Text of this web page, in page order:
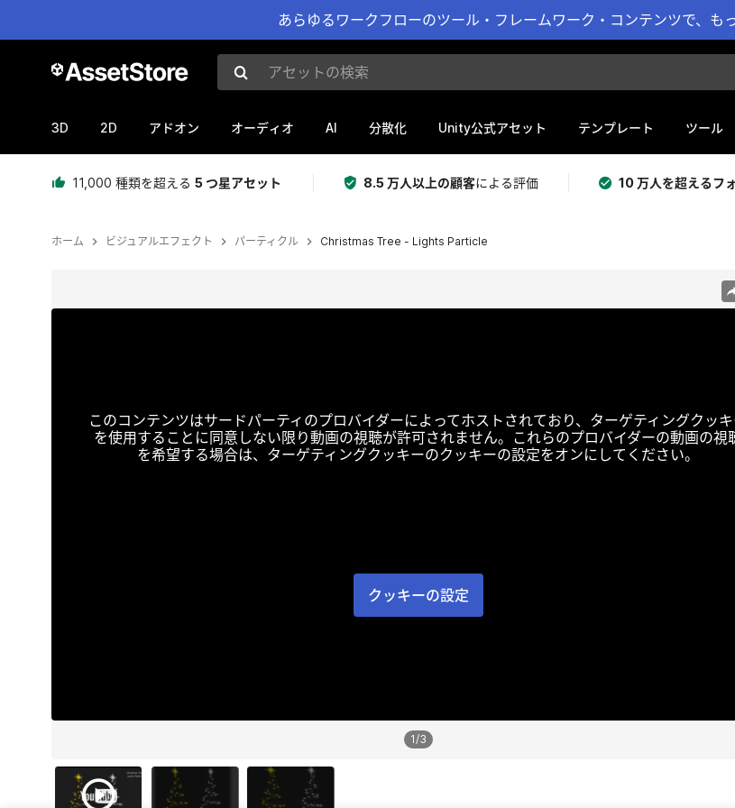
あらゆるワークフローのツール・フレームワーク・コンテンツで、も
アセットの検索
3D 2D アドオン オーディオ AI 分散化 Unity公式アセット テンプレート ツール
11,000 種類を超える 5 つ星アセット 8.5 万人以上の顧客による評価 10 万人を超えるフ
ホーム ビジュアルエフェクト パーティクル Christmas Tree - Lights Particle
このコンテンツはサードパーティのプロバイダーによってホストされており、ターゲティングクッ
を使用することに同意しない限り動画の視聴が許可されません。これらのプロバイダーの動画の視
を希望する場合は、ターゲティングクッキーのクッキーの設定をオンにしてください。
クッキーの設定
1/3